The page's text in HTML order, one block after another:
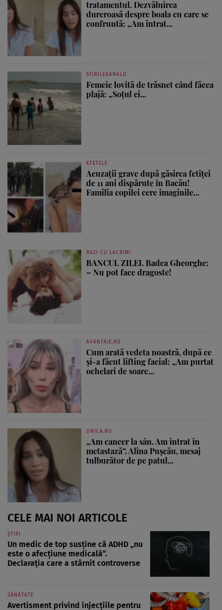
tratamentul. Dezvăluirea
dureroasă despre boala cu care se
confruntă: „Am intrat...
STIRILEKANALD
Femeie lovită de trăsnet când făcea
plajă: „Soțul ei...
KFETELE
Acuzații grave după găsirea fetiței
de 11 ani dispărute în Bacău!
Familia copilei cere imaginile...
RAZI CU LACRIMI
BANCUL ZILEI. Badea Gheorghe:
– Nu pot face dragoste!
AVANTAJE.RO
Cum arată vedeta noastră, după ce
și-a făcut lifting facial: „Am purtat
ochelari de soare...
UNICA.RO
„Am cancer la sân. Am intrat în
metastază”. Alina Pușcău, mesaj
tulburător de pe patul...
CELE MAI NOI ARTICOLE
ȘTIRI
Un medic de top susține că ADHD „nu
este o afecțiune medicală”.
Declarația care a stârnit controverse
SĂNĂTATE
Avertisment privind injecțiile pentru